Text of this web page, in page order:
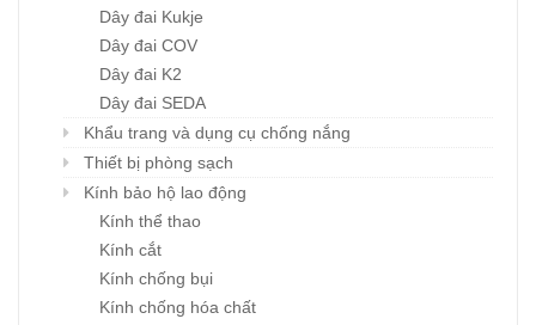
Dây đai Kukje
Dây đai COV
Dây đai K2
Dây đai SEDA
Khẩu trang và dụng cụ chống nắng
Thiết bị phòng sạch
Kính bảo hộ lao động
Kính thể thao
Kính cắt
Kính chống bụi
Kính chống hóa chất